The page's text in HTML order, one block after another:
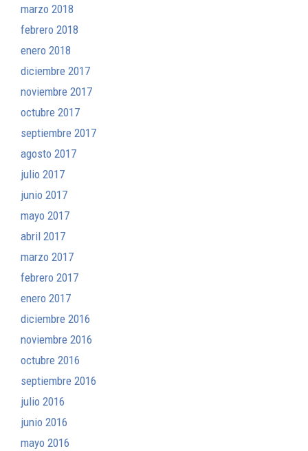
marzo 2018
febrero 2018
enero 2018
diciembre 2017
noviembre 2017
octubre 2017
septiembre 2017
agosto 2017
julio 2017
junio 2017
mayo 2017
abril 2017
marzo 2017
febrero 2017
enero 2017
diciembre 2016
noviembre 2016
octubre 2016
septiembre 2016
julio 2016
junio 2016
mayo 2016